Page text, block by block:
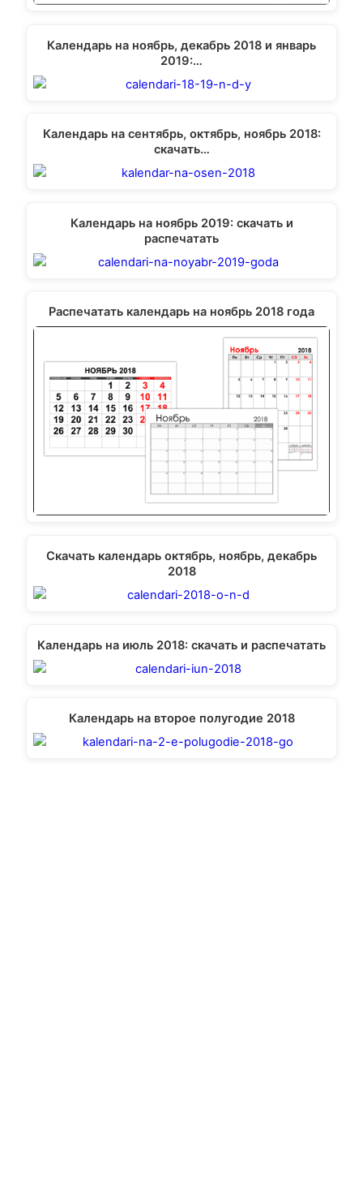
Календарь на ноябрь, декабрь 2018 и январь
2019:…
Календарь на сентябрь, октябрь, ноябрь 2018:
скачать…
Календарь на ноябрь 2019: скачать и
распечатать
Распечатать календарь на ноябрь 2018 года
Скачать календарь октябрь, ноябрь, декабрь
2018
Календарь на июль 2018: скачать и распечатать
Календарь на второе полугодие 2018